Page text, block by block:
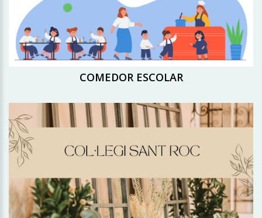
COMEDOR ESCOLAR